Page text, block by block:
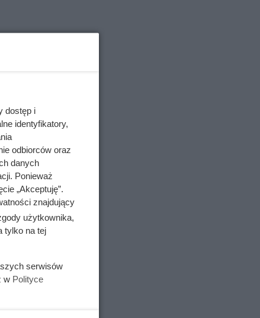
na
to
dostęp i
identyfikatory,
odbiorców oraz
danych
Ponieważ
„Akceptuję”.
znajdujący
użytkownika,
tylko na tej
serwisów
w Polityce